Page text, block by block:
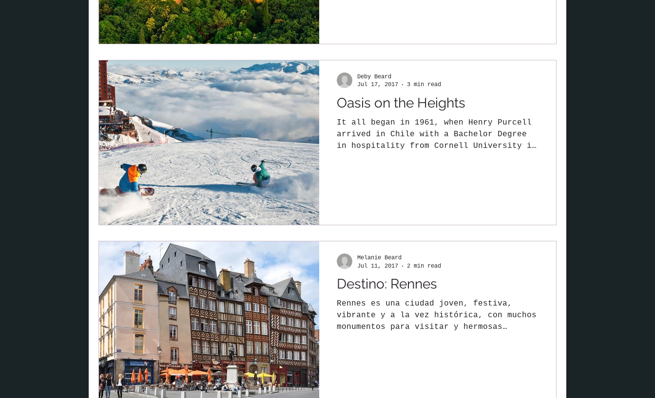
Oasis on the Heights
It all began in 1961, when Henry Purcell
arrived in Chile with a Bachelor Degree
in hospitality from Cornell University in
Deby Beard
Jul 17, 2017
3 min read
Destino: Rennes
Rennes es una ciudad joven, festiva,
vibrante y a la vez histórica, con muchos
monumentos para visitar y hermosas
Melanie Beard
Jul 11, 2017
2 min read